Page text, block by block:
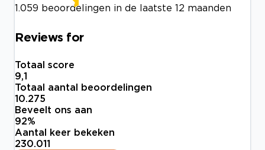
1.059 beoordelingen in de laatste 12 maanden
Reviews for
Totaal score
9,1
Totaal aantal beoordelingen
10.275
Beveelt ons aan
92%
Aantal keer bekeken
230.011